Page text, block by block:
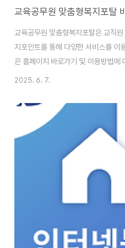
교육공무원 맞춤형복지포탈은 교직
지포인트를 통해 다양한 서비스를 이
은 홈페이지 바로가기 및 이용방법에
복지포탈 : https://
주소는 (https://www.gwp.or.kr/
이지 이용을 위해서는 본인인증을 통
원 맞춤형복지포탈이란?교육공무원
소속 공무원(교원 포함)이 본인의 복
2025. 6. 7.